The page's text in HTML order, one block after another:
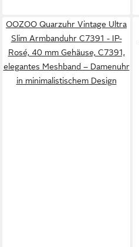
OOZOO Quarzuhr Vintage Ultra
Slim Armbanduhr C7391 - IP-
Rosé, 40 mm Gehäuse, C7391,
elegantes Meshband – Damenuhr
in minimalistischem Design